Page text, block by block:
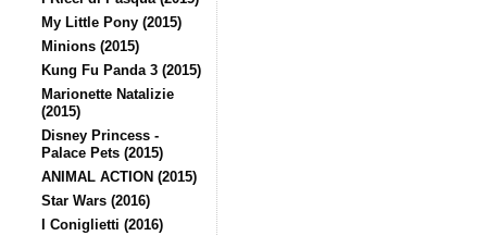
My Little Pony (2015)
Minions (2015)
Kung Fu Panda 3 (2015)
Marionette Natalizie
(2015)
Disney Princess -
Palace Pets (2015)
ANIMAL ACTION (2015)
Star Wars (2016)
I Coniglietti (2016)